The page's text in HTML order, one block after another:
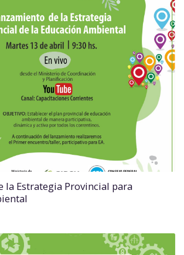
la Estrategia Provincial para